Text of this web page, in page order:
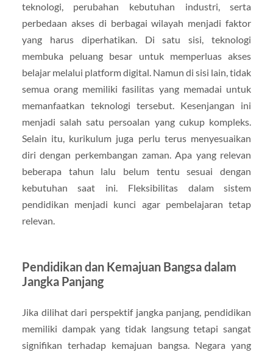
teknologi, perubahan kebutuhan industri, serta
perbedaan akses di berbagai wilayah menjadi faktor
yang harus diperhatikan. Di satu sisi, teknologi
membuka peluang besar untuk memperluas akses
belajar melalui platform digital. Namun di sisi lain, tidak
semua orang memiliki fasilitas yang memadai untuk
memanfaatkan teknologi tersebut. Kesenjangan ini
menjadi salah satu persoalan yang cukup kompleks.
Selain itu, kurikulum juga perlu terus menyesuaikan
diri dengan perkembangan zaman. Apa yang relevan
beberapa tahun lalu belum tentu sesuai dengan
kebutuhan saat ini. Fleksibilitas dalam sistem
pendidikan menjadi kunci agar pembelajaran tetap
relevan.
Pendidikan dan Kemajuan Bangsa dalam
Jangka Panjang
Jika dilihat dari perspektif jangka panjang, pendidikan
memiliki dampak yang tidak langsung tetapi sangat
signifikan terhadap kemajuan bangsa. Negara yang